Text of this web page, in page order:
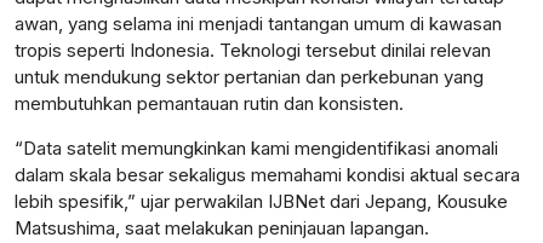
awan, yang selama ini menjadi tantangan umum di kawasan
tropis seperti Indonesia. Teknologi tersebut dinilai relevan
untuk mendukung sektor pertanian dan perkebunan yang
membutuhkan pemantauan rutin dan konsisten.
“Data satelit memungkinkan kami mengidentifikasi anomali
dalam skala besar sekaligus memahami kondisi aktual secara
lebih spesifik,” ujar perwakilan IJBNet dari Jepang, Kousuke
Matsushima, saat melakukan peninjauan lapangan.